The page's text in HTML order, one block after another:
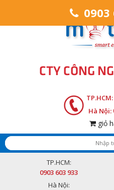
CTY CÔNG
TP.HCM:
Hà Nội:
giỏ
TP.HCM:
0903 603 933
Hà Nội:
0903